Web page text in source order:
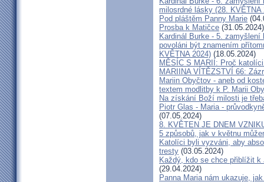
milosrdné lásky (28. KVĚTNA
Pod pláštěm Panny Marie
Prosba k Matičce (31.05.2024)
Kardinál Burke - 5.
povoláni být znamením
KVĚTNA 2024) (18.05.2024)
MĚSÍC S MARIÍ: Proč
MARIINA VÍTĚZSTVÍ 66:
Mariin Obyčtov - aneb od
textem modlitby k P. Marii
Na získání Boží milosti je
Piotr Glas - Maria -
(07.05.2024)
8. KVĚTEN JE DNEM
5 způsobů, jak v květnu
Katolíci byli vyzváni, aby
tresty (03.05.2024)
Každý, kdo se chce přiblížit
(29.04.2024)
Panna Maria nám ukazuje,